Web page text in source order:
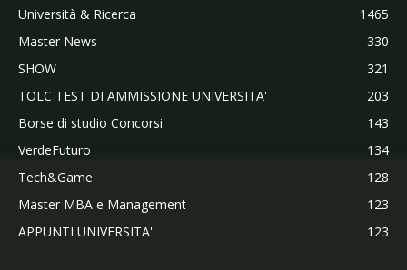
Università & Ricerca
1465
Master News
330
SHOW
321
TOLC TEST DI AMMISSIONE UNIVERSITA'
203
Borse di studio Concorsi
143
VerdeFuturo
134
Tech&Game
128
Master MBA e Management
123
APPUNTI UNIVERSITA'
123